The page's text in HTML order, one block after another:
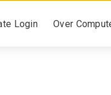
Login Overdit